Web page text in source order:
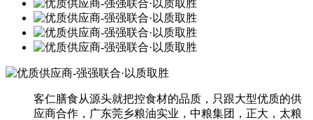
客仁膳食从源头就把控食材的品质，只跟大型优质的供
应商合作，广东莞乡粮油实业，中粮集团，正大，太粮